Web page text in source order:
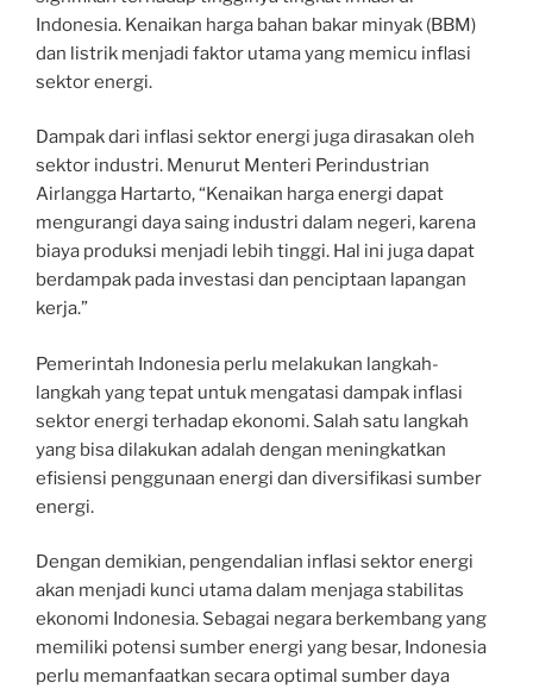
Indonesia. Kenaikan harga bahan bakar minyak (BBM)
dan listrik menjadi faktor utama yang memicu inflasi
sektor energi.
Dampak dari inflasi sektor energi juga dirasakan oleh
sektor industri. Menurut Menteri Perindustrian
Airlangga Hartarto, “Kenaikan harga energi dapat
mengurangi daya saing industri dalam negeri, karena
biaya produksi menjadi lebih tinggi. Hal ini juga dapat
berdampak pada investasi dan penciptaan lapangan
kerja.”
Pemerintah Indonesia perlu melakukan langkah-
langkah yang tepat untuk mengatasi dampak inflasi
sektor energi terhadap ekonomi. Salah satu langkah
yang bisa dilakukan adalah dengan meningkatkan
efisiensi penggunaan energi dan diversifikasi sumber
energi.
Dengan demikian, pengendalian inflasi sektor energi
akan menjadi kunci utama dalam menjaga stabilitas
ekonomi Indonesia. Sebagai negara berkembang yang
memiliki potensi sumber energi yang besar, Indonesia
perlu memanfaatkan secara optimal sumber daya